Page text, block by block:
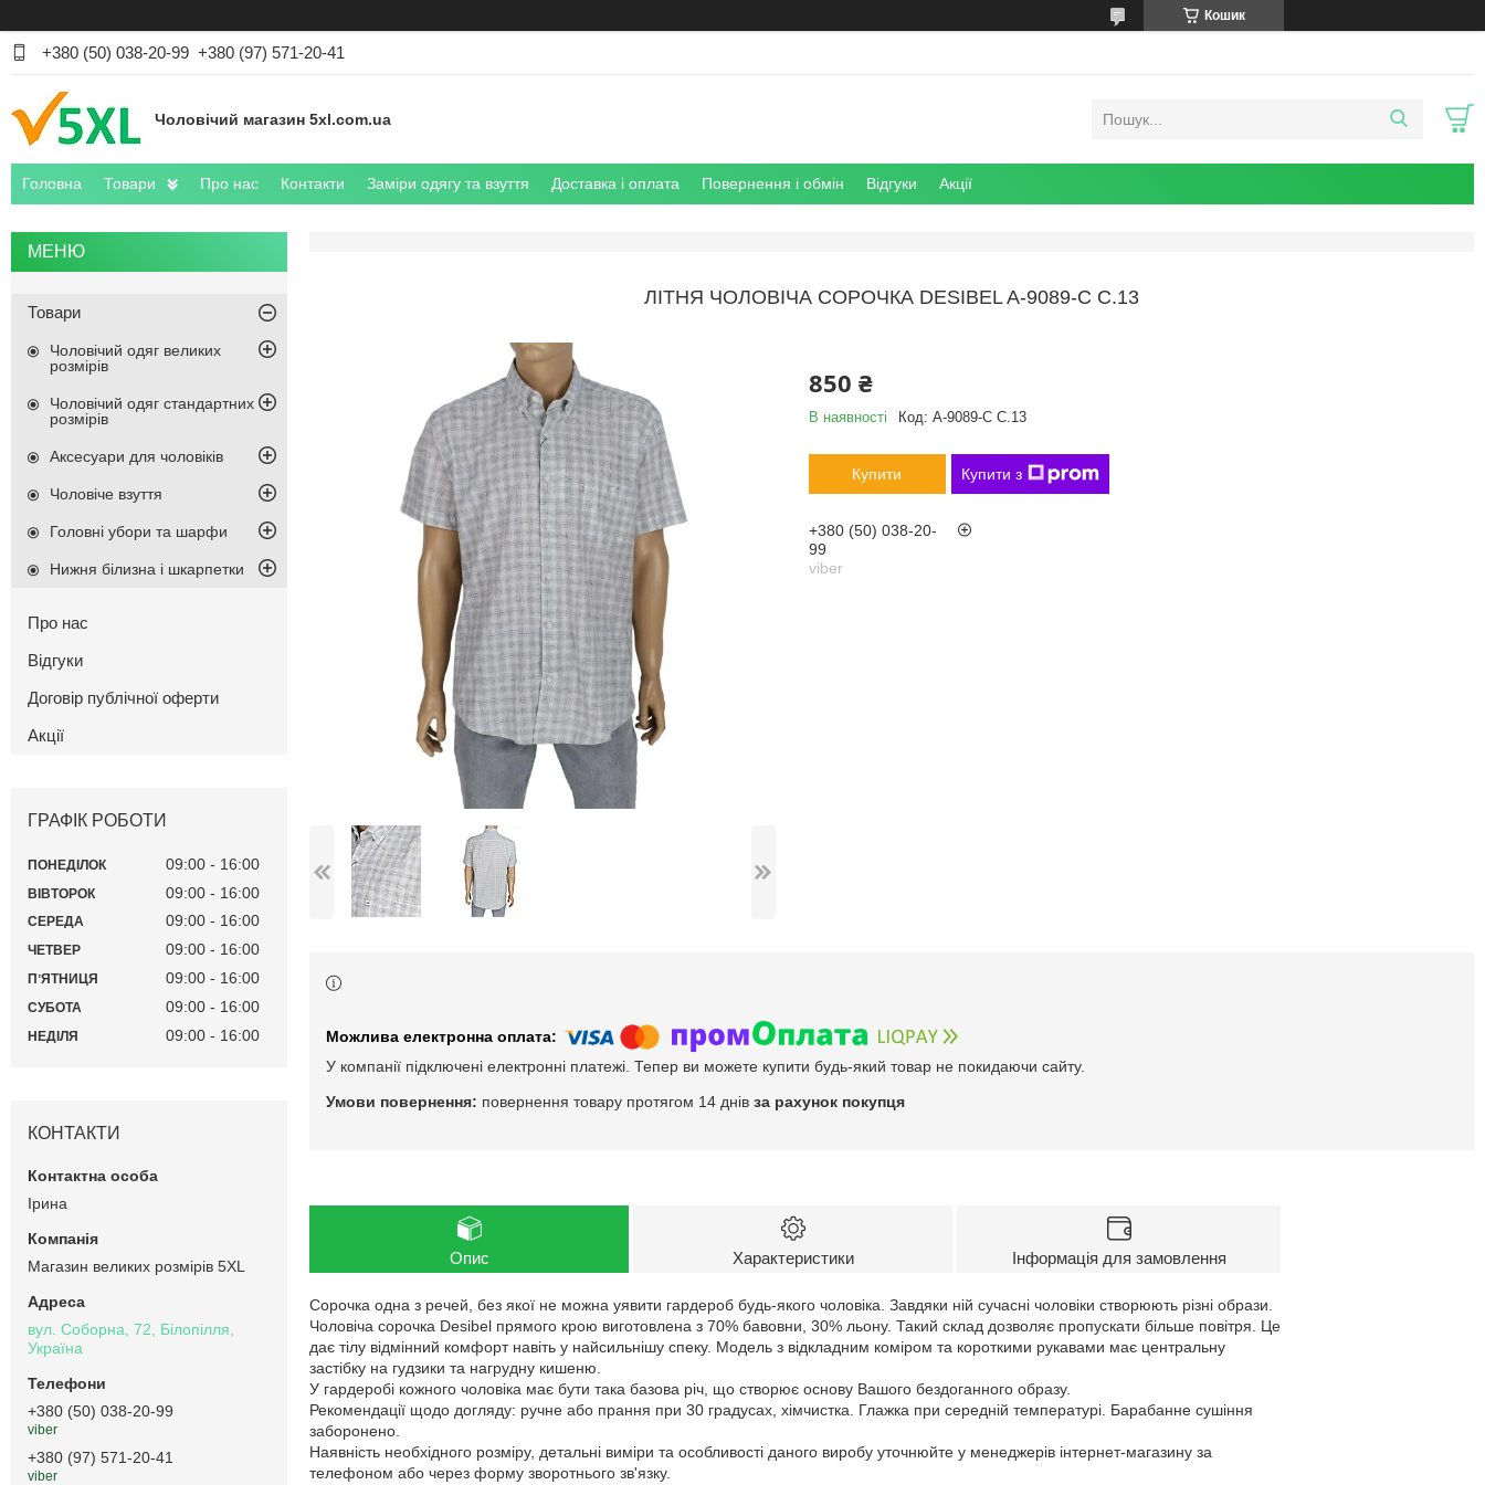
Кошик
+380 (50) 038-20-99 +380 (97) 571-20-41
Чоловічий магазин 5xl.com.ua
Головна Товари Про нас Контакти Заміри одягу та взуття Доставка і оплата Повернення і обмін Відгуки Акції
ЛІТНЯ ЧОЛОВІЧА СОРОЧКА DESIBEL A-9089-C C.13
850 ₴
В наявності Код: A-9089-C C.13
Купити Купити з
+380 (50) 038-20-
99
viber
У компанії підключені електронні платежі. Тепер ви можете купити будь-який товар не покидаючи сайту.
повернення товару протягом 14 днів за рахунок покупця
Опис Характеристики Інформація для замовлення
Сорочка одна з речей, без якої не можна уявити гардероб будь-якого чоловіка. Завдяки ній сучасні чоловіки створюють різні образи.
Чоловіча сорочка Desibel прямого крою виготовлена з 70% бавовни, 30% льону. Такий склад дозволяє пропускати більше повітря. Це
дає тілу відмінний комфорт навіть у найсильнішу спеку. Модель з відкладним коміром та короткими рукавами має центральну
застібку на гудзики та нагрудну кишеню.
У гардеробі кожного чоловіка має бути така базова річ, що створює основу Вашого бездоганного образу.
Рекомендації щодо догляду: ручне або прання при 30 градусах, хімчистка. Глажка при середній температурі. Барабанне сушіння
заборонено.
Наявність необхідного розміру, детальні виміри та особливості даного виробу уточнюйте у менеджерів інтернет-магазину за
телефоном або через форму зворотнього зв'язку.
Товари
Чоловічий одяг великих
розмірів
Чоловічий одяг стандартних
розмірів
Аксесуари для чоловіків
Чоловіче взуття
Головні убори та шарфи
Нижня білизна і шкарпетки
Про нас
Відгуки
Договір публічної оферти
Акції
ГРАФІК РОБОТИ
ПОНЕДІЛОК 09:00 16:00
ВІВТОРОК 09:00 16:00
СЕРЕДА 09:00 16:00
ЧЕТВЕР 09:00 16:00
ПʼЯТНИЦЯ 09:00 16:00
СУБОТА 09:00 16:00
НЕДІЛЯ 09:00 16:00
КОНТАКТИ
Ірина
Магазин великих розмірів 5XL
вул. Соборна, 72, Білопілля,
Україна
+380 (50) 038-20-99
viber
+380 (97) 571-20-41
viber